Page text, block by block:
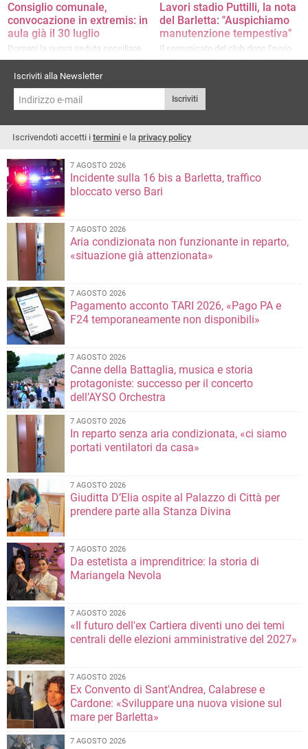
Consiglio comunale,
convocazione in extremis: in
aula già il 30 luglio
Domani la nuova seduta consiliare
dopo la crisi di martedì
Lavori stadio Puttilli, la nota
del Barletta: "Auspichiamo
manutenzione tempestiva"
Il comunicato del club dopo l'avvio
delle attività
Iscriviti alla Newsletter
Iscriviti
Iscrivendoti accetti i termini e la privacy policy
7 AGOSTO 2026
Incidente sulla 16 bis a Barletta, traffico
bloccato verso Bari
7 AGOSTO 2026
Aria condizionata non funzionante in reparto,
«situazione già attenzionata»
7 AGOSTO 2026
Pagamento acconto TARI 2026, «Pago PA e
F24 temporaneamente non disponibili»
7 AGOSTO 2026
Canne della Battaglia, musica e storia
protagoniste: successo per il concerto
dell’AYSO Orchestra
7 AGOSTO 2026
In reparto senza aria condizionata, «ci siamo
portati ventilatori da casa»
7 AGOSTO 2026
Giuditta D’Elia ospite al Palazzo di Città per
prendere parte alla Stanza Divina
7 AGOSTO 2026
Da estetista a imprenditrice: la storia di
Mariangela Nevola
7 AGOSTO 2026
«Il futuro dell'ex Cartiera diventi uno dei temi
centrali delle elezioni amministrative del 2027»
7 AGOSTO 2026
Ex Convento di Sant'Andrea, Calabrese e
Cardone: «Sviluppare una nuova visione sul
mare per Barletta»
7 AGOSTO 2026